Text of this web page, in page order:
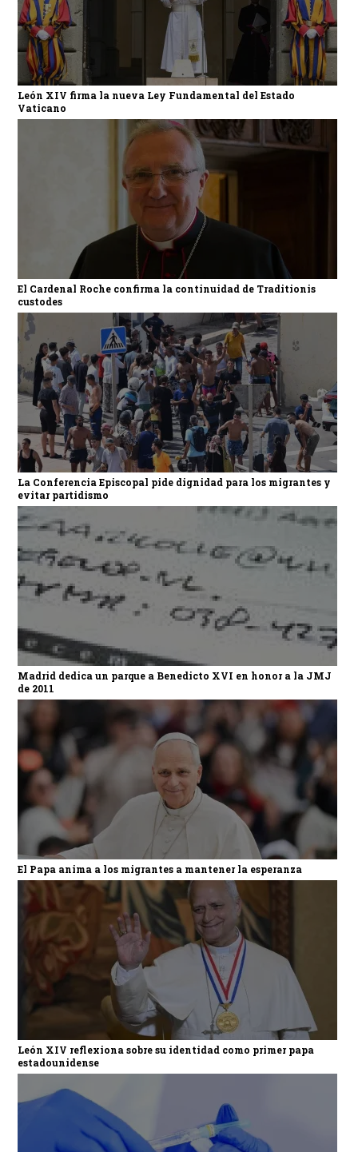
León XIV firma la nueva Ley Fundamental del Estado
Vaticano
El Cardenal Roche confirma la continuidad de Traditionis
custodes
La Conferencia Episcopal pide dignidad para los migrantes y
evitar partidismo
Madrid dedica un parque a Benedicto XVI en honor a la JMJ
de 2011
El Papa anima a los migrantes a mantener la esperanza
León XIV reflexiona sobre su identidad como primer papa
estadounidense